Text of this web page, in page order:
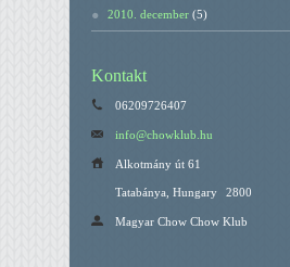
2010. december (5)
Kontakt
06209726407
info@chowklub.hu
Alkotmány út 61
Tatabánya, Hungary 2800
Magyar Chow Chow Klub